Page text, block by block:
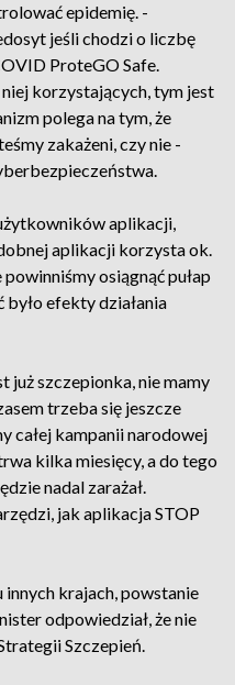
epidemię. -
jeśli chodzi o liczbę
ProteGO Safe.
korzystających, tym jest
polega na tym, że
zakażeni, czy nie -
aplikacji,
aplikacji korzysta ok.
osiągnąć pułap
efekty działania
już szczepionka, nie mamy
trzeba się jeszcze
całej kampanii narodowej
kilka miesięcy, a do tego
nadal zarażał.
jak aplikacja STOP
innych krajach, powstanie
odpowiedział, że nie
Szczepień.